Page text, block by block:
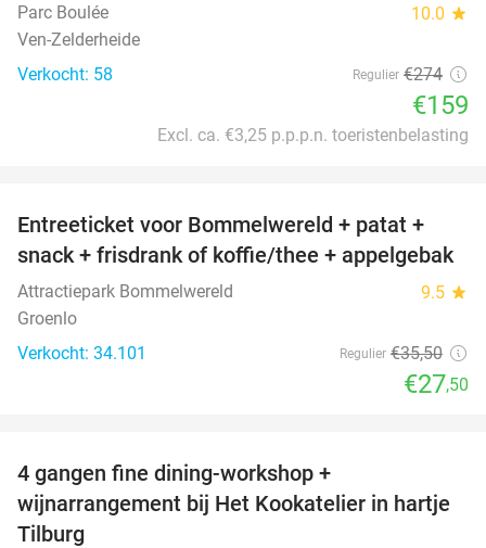
Parc Boulée 10.0 star
Ven-Zelderheide
Verkocht: 58
Regulier €274
€159
Excl. ca. €3,25 p.p.p.n. toeristenbelasting
23%
Entreeticket voor Bommelwereld + patat +
snack + frisdrank of koffie/thee + appelgebak
Attractiepark Bommelwereld 9.5 star
Groenlo
Verkocht: 34.101
Regulier €35,50
€27,50
4 gangen fine dining-workshop +
wijnarrangement bij Het Kookatelier in hartje
Tilburg